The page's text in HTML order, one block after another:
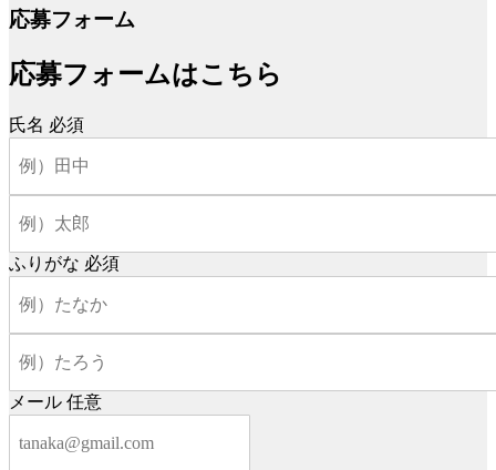
応募フォーム
応募フォームはこちら
氏名 必須
ふりがな 必須
メール 任意